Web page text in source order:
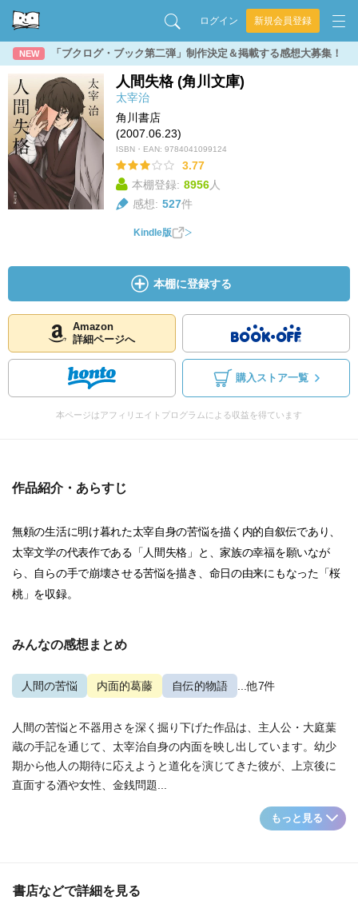
ログイン 新規会員登録
NEW 「ブクログ・ブック第二弾」制作決定＆掲載する感想大募集！
人間失格 (角川文庫)
太宰治
角川書店
(2007.06.23)
ISBN・EAN: 9784041099124
3.77
本棚登録: 8956人
感想: 527件
Kindle版
本棚に登録する
Amazon
詳細ページへ
購入ストア一覧
本ページはアフィリエイトプログラムによる収益を得ています
作品紹介・あらすじ
無頼の生活に明け暮れた太宰自身の苦悩を描く内的自叙伝であり、
太宰文学の代表作である「人間失格」と、家族の幸福を願いなが
ら、自らの手で崩壊させる苦悩を描き、命日の由来にもなった「桜
桃」を収録。
みんなの感想まとめ
人間の苦悩 内面的葛藤 自伝的物語 ...他7件
人間の苦悩と不器用さを深く掘り下げた作品は、主人公・大庭葉
蔵の手記を通じて、太宰治自身の内面を映し出しています。幼少
期から他人の期待に応えようと道化を演じてきた彼が、上京後に
直面する酒や女性、金銭問題...
もっと見る
書店などで詳細を見る